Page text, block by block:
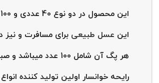
این محصول در دو نوع 40 عددی و 100 عددی عرضه می شود.
این عسل طبیعی برای مسافرت و
هر پگ آن شامل 100 عدد میباشد و صبحانه ی فوری و میان وعده مناسبی می باشد.
رایحه خوانسار اولین تولید کننده